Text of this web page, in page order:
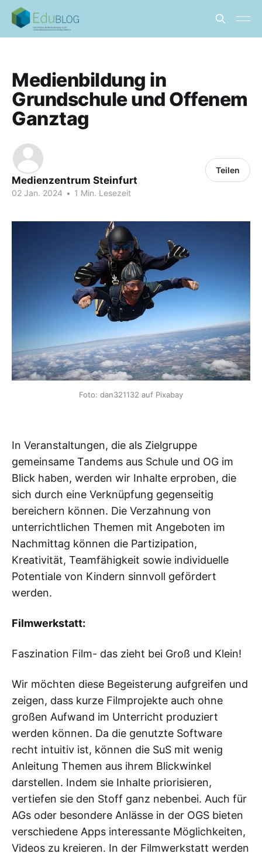
Medienbildung in
Grundschule und Offenem
Ganztag
Medienzentrum Steinfurt
02 Jan. 2024 • 1 Min. Lesezeit
Teilen
Foto: dan321132 auf Pixabay
In Veranstaltungen, die als Zielgruppe
gemeinsame Tandems aus Schule und OG im
Blick haben, werden wir Inhalte erproben, die
sich durch eine Verknüpfung gegenseitig
bereichern können. Die Verzahnung von
unterrichtlichen Themen mit Angeboten im
Nachmittag können die Partizipation,
Kreativität, Teamfähigkeit sowie individuelle
Potentiale von Kindern sinnvoll gefördert
werden.
Filmwerkstatt:
Faszination Film- das zieht bei Groß und Klein!
Wir möchten diese Begeisterung aufgreifen und
zeigen, dass kurze Filmprojekte auch ohne
großen Aufwand im Unterricht produziert
werden können. Da die genutzte Software
recht intuitiv ist, können die SuS mit wenig
Anleitung Themen aus ihrem Blickwinkel
darstellen. Indem sie Inhalte priorisieren,
vertiefen sie den Stoff ganz nebenbei. Auch für
AGs oder besondere Anlässe in der OGS bieten
verschiedene Apps interessante Möglichkeiten,
Videos zu kreieren. In der Filmwerkstatt werden